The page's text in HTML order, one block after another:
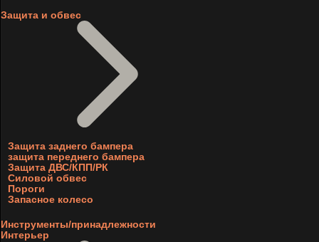
Защита и обвес
Защита заднего бампера
защита переднего бампера
Защита ДВС/КПП/РК
Силовой обвес
Пороги
Запасное колесо
Инструменты/принадлежности
Интерьер